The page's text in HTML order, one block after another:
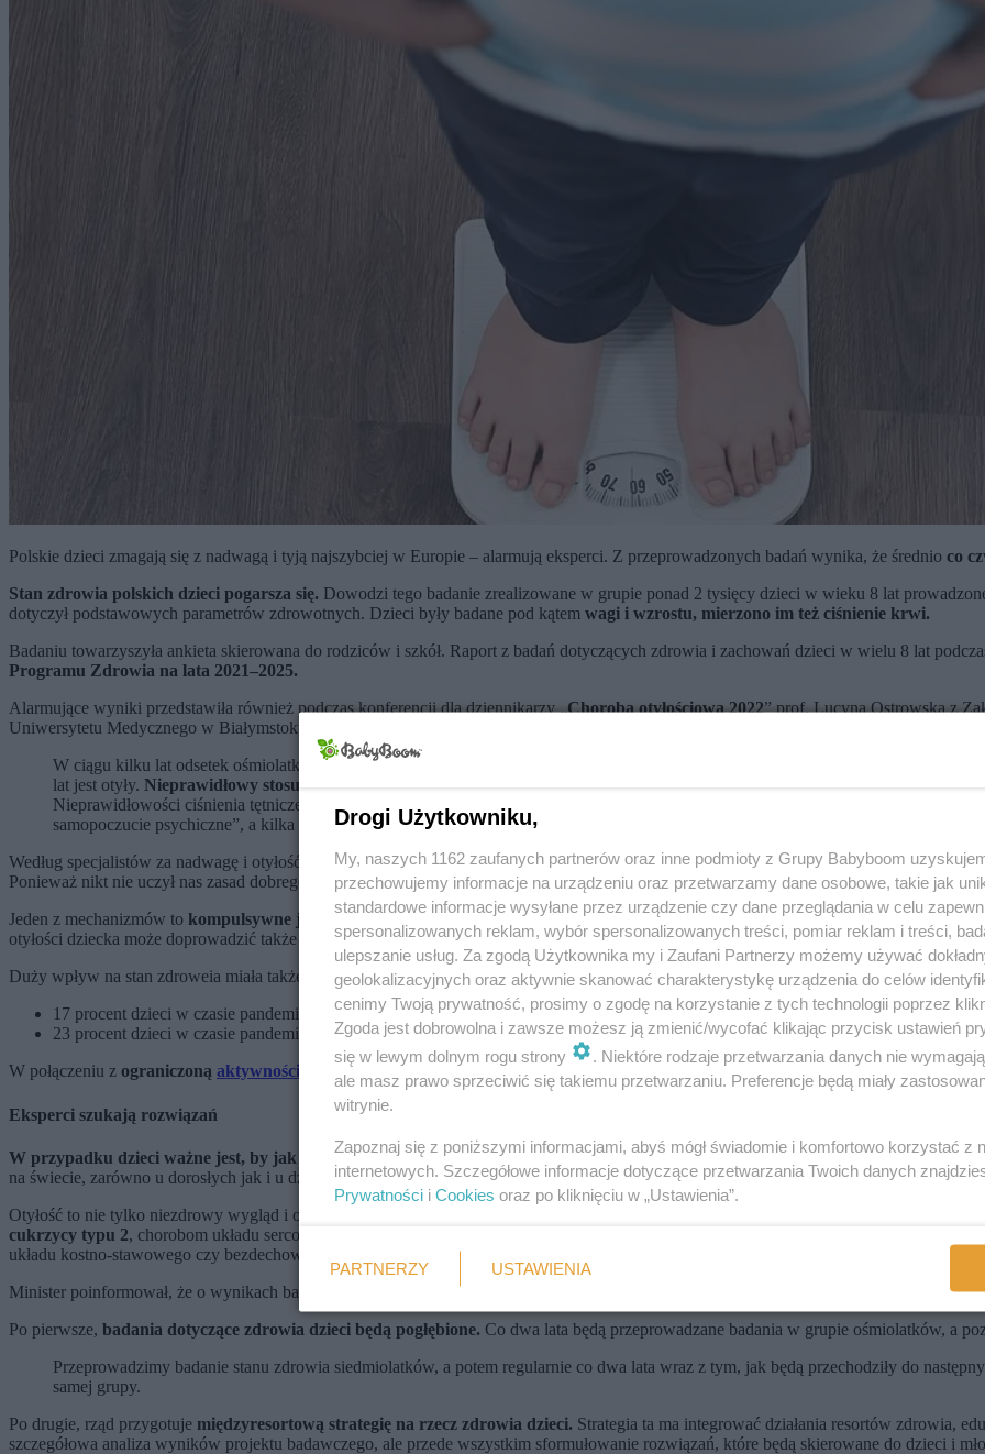
Polskie dzieci zmagają się z nadwagą i tyją najszybciej w Europie – alarmują eksperci. Z przeprowadzonych badań wynika, że średnio co
Stan zdrowia polskich dzieci pogarsza się. Dowodzi tego badanie zrealizowane w grupie ponad 2 tysięcy dzieci w wieku 8 lat
dotyczył podstawowych parametrów zdrowotnych. Dzieci były badane pod kątem wagi i wzrostu, mierzono im też ciśnienie krwi.
Badaniu towarzyszyła ankieta skierowana do rodziców i szkół. Raport z badań dotyczących zdrowia i zachowań dzieci w wielu 8 lat
Programu Zdrowia na lata 2021–2025.
Alarmujące wyniki przedstawiła również podczas konferencji dla dziennikarzy „Choroba otyłościowa 2022” prof. Lucyna Ostrowska z
Uniwersytetu Medycznego w Białymstoku. Według nich średnio prawie
W ciągu kilku lat odsetek ośmiolatków z nadwagą i otyłością wzrósł o kilka punktów procentowych. Problem dotyczy zarówno
lat jest otyły. Nieprawidłowy stosunek obwodu talii do wzrostu
Nieprawidłowości ciśnienia tętniczego krwi ma również co piąty ośmiolatek. Uwagę zwraca także kondycja psychiczna
samopoczucie psychiczne”, a kilka procent ma objawy, które mogą wskazywać na
Według specjalistów za nadwagę i otyłość u dzieci w znacznym stopniu odpowiedzialni sąrodzice,którzy kreują niewłaściwą atmosferę
Ponieważ nikt nie uczył nas zasad dobrego
żywienia,powielamy nieprawidłowe wzorce.
Jeden z mechanizmów to kompulsywne jedzenie. Mówi się o nim, gdy odczuwamy przymus i zaczynamy odruchowo sięgać po różne
otyłości dziecka może doprowadzić także nadużywanie alkoholu przez rodzica, chęć odreagowania trudnej sytuacji życiowej, a także
Duży wpływ na stan zdroweia miała także izolacja związana zpandemią COVID-19. Jak wynika z ankiet:
17 procent dzieci w czasie pandemii częściej niż przed nią sięgało po słone przekąski,
23 procent dzieci w czasie pandemii częściej niż przed nią sięgało po słodycze.
W połączeniu z ograniczoną aktywnością fizyczną i znacząco dłuższym czasem spędzanym przed telefonami, komputerami, tabletami –
Eksperci szukają rozwiązań
W przypadku dzieci ważne jest, by jak najszybciej podjąć leczenie. Pamiętajmy, że obecnie nadmierna masa ciała, czyli nadwaga i
na świecie, zarówno u dorosłych jak i u dzieci i młodzieży.
Otyłość to nie tylko niezdrowy wygląd i obniżony komfort funkcjonowania, ale i poważne konsekwencje zdrowotne. Nadmierna masa
cukrzycy typu 2, chorobom układu sercowo-naczyniowego, niektórym typom nowotworów. Otyłość zwiększa także ryzyko wystąpienia
układu kostno-stawowego czy bezdechowi sennemu.
Minister poinformował, że o wynikach badań rozmawiał z premierem Mateuszem Morawieckim i przygotowano dwie inicjatywy.
Po pierwsze, badania dotyczące zdrowia dzieci będą pogłębione. Co dwa lata będą przeprowadzane badania w grupie ośmiolatków, a
Przeprowadzimy badanie stanu zdrowia siedmiolatków, a potem regularnie co dwa lata wraz z tym, jak będą przechodziły do
samej grupy.
Po drugie, rząd przygotuje międzyresortową strategię na rzecz zdrowia dzieci. Strategia ta ma integrować działania resortów zdrowia,
szczegółowa analiza wyników projektu badawczego, ale przede wszystkim sformułowanie rozwiązań, które będą skierowane do dzieci i
Drogi Użytkowniku,
My, naszych 1162 zaufanych partnerów oraz inne podmioty z Grupy Babyboom
przechowujemy informacje na urządzeniu oraz przetwarzamy dane osobowe, takie jak
standardowe informacje wysyłane przez urządzenie czy dane przeglądania w celu
spersonalizowanych reklam, wybór spersonalizowanych treści, pomiar reklam i treści,
ulepszanie usług. Za zgodą Użytkownika my i Zaufani Partnerzy możemy używać
geolokalizacyjnych oraz aktywnie skanować charakterystykę urządzenia do celów
cenimy Twoją prywatność, prosimy o zgodę na korzystanie z tych technologii poprzez
Zgoda jest dobrowolna i zawsze możesz ją zmienić/wycofać klikając przycisk ustawień
się w lewym dolnym rogu strony
. Niektóre rodzaje przetwarzania danych nie
ale masz prawo sprzeciwić się takiemu przetwarzaniu. Preferencje będą miały
witrynie.
Zapoznaj się z poniższymi informacjami, abyś mógł świadomie i komfortowo korzystać z
internetowych. Szczegółowe informacje dotyczące przetwarzania Twoich danych
Prywatności i Cookies oraz po kliknięciu w „Ustawienia”.
PARTNERZY USTAWIENIA